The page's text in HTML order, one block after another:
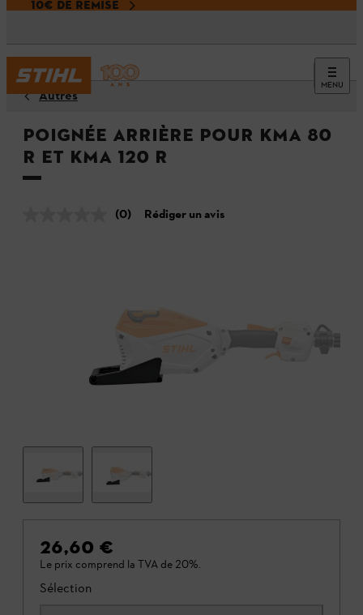
10€ DE REMISE
MENU
Autres
Poignée arrière pour KMA 80
R et KMA 120 R
(0) Rédiger un avis
26,60 €
Le prix comprend la TVA de 20%.
Sélection